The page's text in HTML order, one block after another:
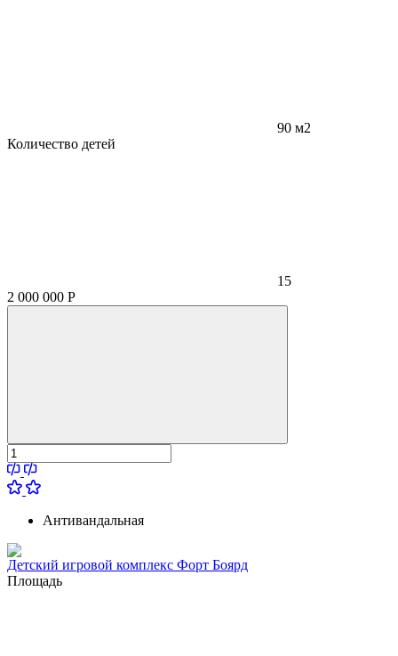
90 м2
Количество детей
15
2 000 000 Р
Антивандальная
Детский игровой комплекс Форт Боярд
Площадь